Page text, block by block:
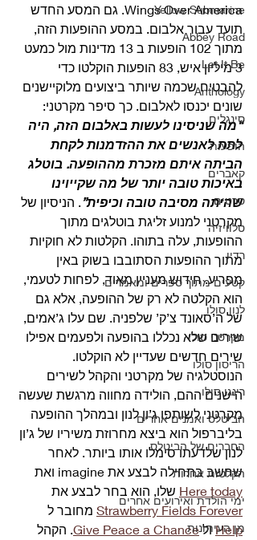
Yellow Submarine
Abbey Road
Let It Be
Anthology
סינגלים
הופעות
קאברים
סרטים
טלוויזיה
רדיו
קטעים מתוך ספרים ומאמרים
לנון סולו
מקרטני סולו
הריסון סולו
רינגו סולו
הביטלס ואמנים אחרים
החברים של הביטלס
הקלטות אחרות
ימי הולדת ואירועים אחרים
מן העיתונות
Wings Over America. גם המסע החדש
תועד עבור אלבום. במסע ההופעות הזה,
מתוך 102 הופעות ב 13 מדינות מול כמעט
3 מיליון איש, 83 הופעות הוקלטו כדי
להבטיח שכמה שיותר ביצועים מלוקיישנים
שונים יכנסו לאלבום. כך סיפר מקרטני:
“מה שניסינו לעשות באלבום הזה, היה
לתת לאנשים את ההזדמנות לקחת
הביתה איתם מזכרת מההופעה. בוטלג
באיכות טובה יותר של מה שקייוינו
שהיתה מסיבה טובה וכיפית”. הניסיון של
מקרטני למנוע זליגת בוטלגים מתוך
ההופעות, עלה בתוהו. הקלטות לא חוקיות
מתוך ההופעות הסתובבו בשוק באין
מפריע. חידוש מעניין מאוד, לפחות לטעמי,
הוא הקלטה לא רק של ההופעה, אלא גם
של ה’סאונד צ’ק’ שלפניה. שם עלו ג’אמים,
שירים שלא נכללו בהופעה ולפעמים אפילו
שירים חדשים שעדיין לא הוקלטו.
הנוסטלגיה של מקרטני והקהל לשירים
הישנים ההם, הולידה מחווה מרגשת שעשה
מקרטני לשותפו ג’ון לנון ובמהלך ההופעה
בליברפול הוא ביצא מחרוזת משיריו של ג’ון
לנון שלדעתו סימלו אותו ביותר. לאחר
שחשב בתחילה לבצע את imagine ואת
Here today שלו, הוא בחר לבצע את
Strawberry Fields Forever מחובר ל
Help ול Give Peace a Chance. הקהל